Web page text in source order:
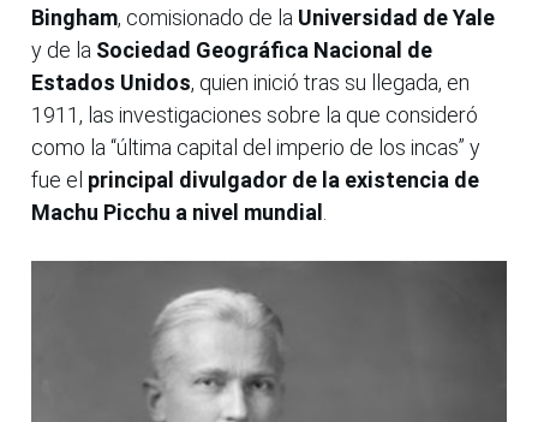
Bingham, comisionado de la Universidad de Yale
y de la Sociedad Geográfica Nacional de
Estados Unidos, quien inició tras su llegada, en
1911, las investigaciones sobre la que consideró
como la “última capital del imperio de los incas” y
fue el principal divulgador de la existencia de
Machu Picchu a nivel mundial .